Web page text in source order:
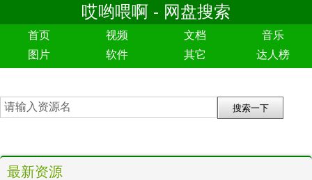
哎哟喂啊 - 网盘搜索
首页 视频 文档
音乐
图片
软件 其它 达人榜
最新资源